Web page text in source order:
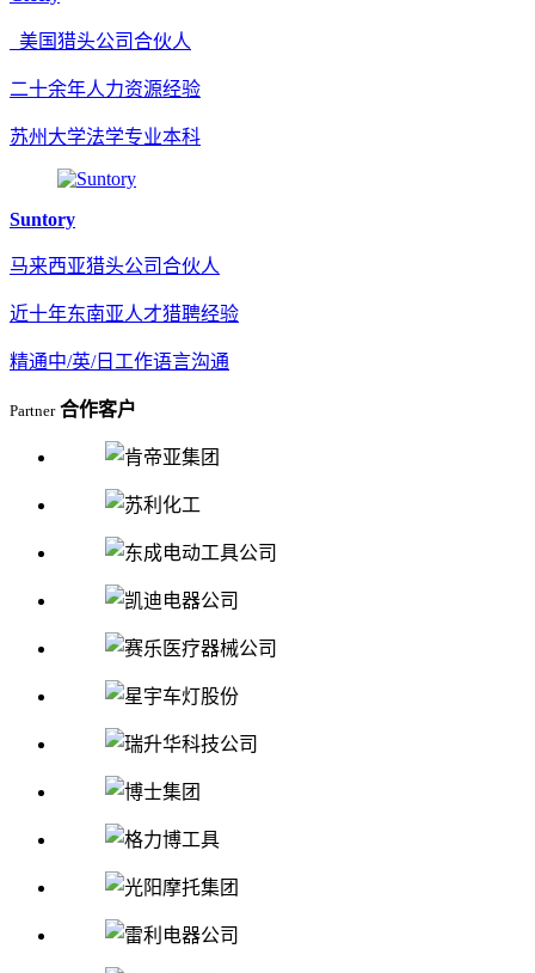
美国猎头公司合伙人
二十余年人力资源经验
苏州大学法学专业本科
Suntory
马来西亚猎头公司合伙人
近十年东南亚人才猎聘经验
精通中/英/日工作语言沟通
Partner 合作客户